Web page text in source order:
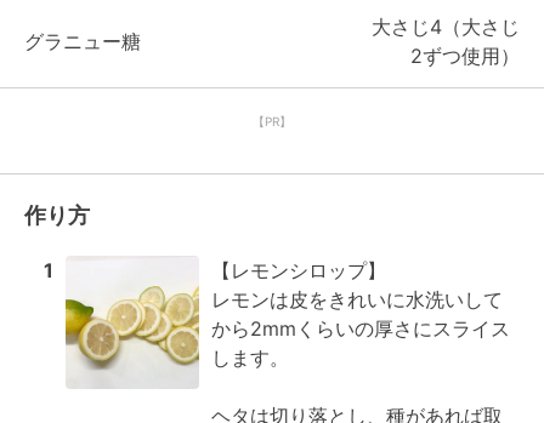
グラニュー糖
大さじ4（大さじ
2ずつ使用）
【PR】
作り方
1
【レモンシロップ】
レモンは皮をきれいに水洗いして
から2mmくらいの厚さにスライス
します。
ヘタは切り落とし、種があれば取